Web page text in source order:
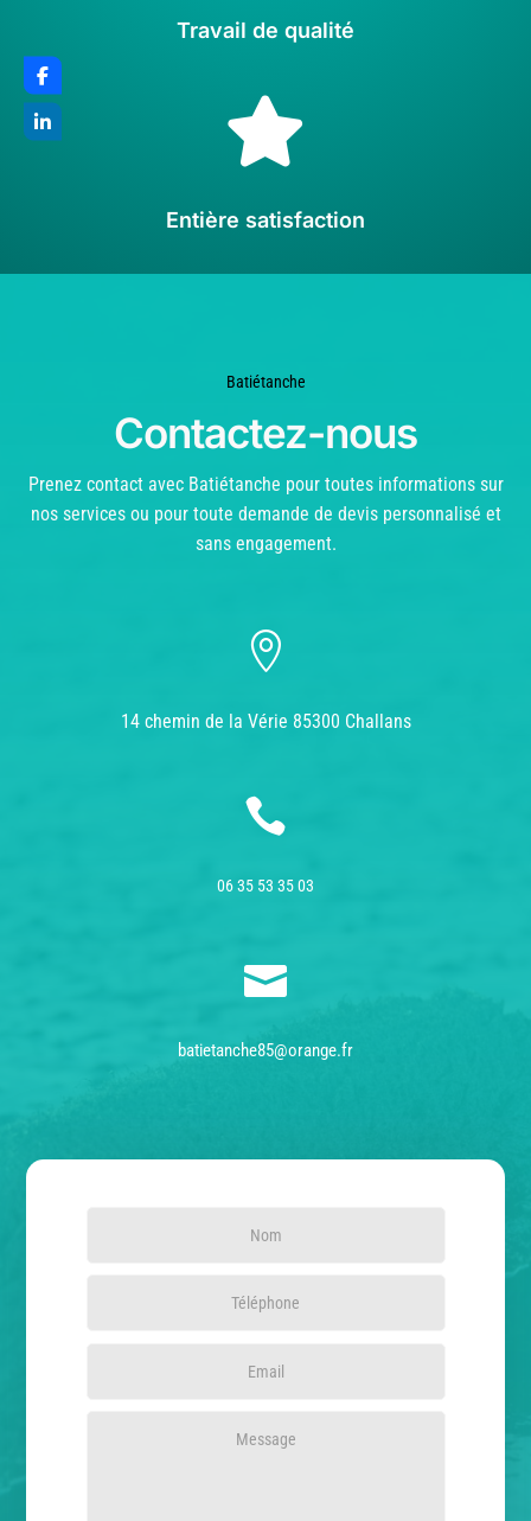
Travail de qualité

Entière satisfaction
Batiétanche
Contactez-nous
Prenez contact avec Batiétanche pour toutes informations sur
nos services ou pour toute demande de devis personnalisé et
sans engagement.

14 chemin de la Vérie 85300 Challans

06 35 53 35 03

batietanche85@orange.fr